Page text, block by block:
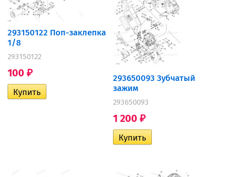
293150122 Поп-заклепка
1/8
293150122
100 ₽
293650093 Зубчатый
зажим
293650093
1 200 ₽